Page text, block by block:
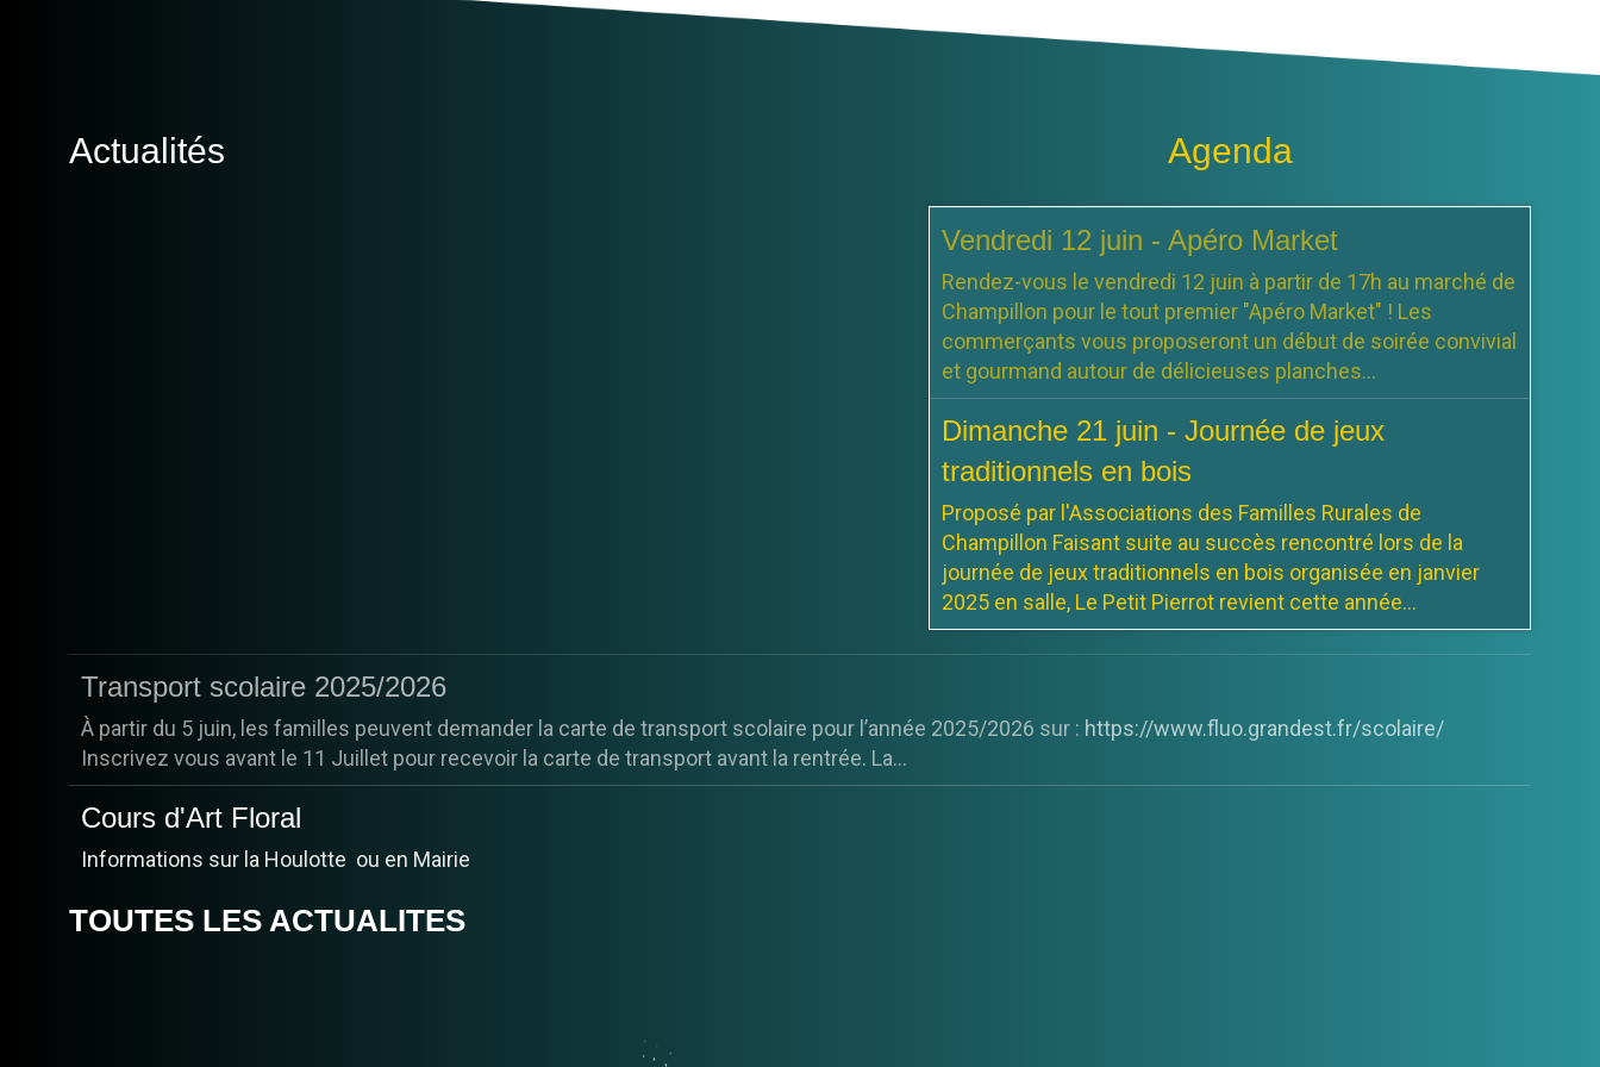
Actualités Agenda
Vendredi 12 juin - Apéro Market
Rendez-vous le vendredi 12 juin à partir de 17h au marché de
Champillon pour le tout premier "Apéro Market" ! Les
commerçants vous proposeront un début de soirée convivial
et gourmand autour de délicieuses planches...
Dimanche 21 juin - Journée de jeux
traditionnels en bois
Proposé par l'Associations des Familles Rurales de
Champillon Faisant suite au succès rencontré lors de la
journée de jeux traditionnels en bois organisée en janvier
2025 en salle, Le Petit Pierrot revient cette année...
Marché à Champillon sur le parking de la
Le marché sera présent tous les vendredis. de 17h00 à
Transport scolaire 2025/2026
À partir du 5 juin, les familles peuvent demander la carte de transport scolaire pour l’année 2025/2026 sur : https://www.fluo.grandest.fr/scolaire/
Inscrivez vous avant le 11 Juillet pour recevoir la carte de transport avant la rentrée. La...
Cours d'Art Floral
Informations sur la Houlotte ou en Mairie
ARRETE DE PROTECTION DES ARBRES A CHAMPILLON
TOUTES LES ACTUALITES